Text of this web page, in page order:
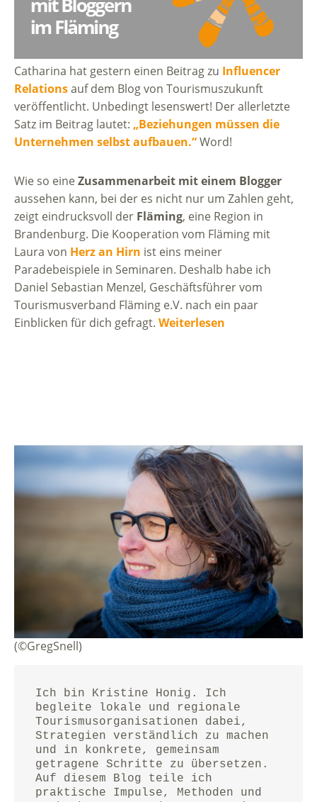
Catharina hat gestern einen Beitrag zu Influencer
Relationsauf dem Blog von Tourismuszukunft
veröffentlicht. Unbedingt lesenswert! Der allerletzte
Satz im Beitrag lautet: „Beziehungen müssen die
Unternehmen selbst aufbauen.“Word!
Wie so eineZusammenarbeit mit einem Blogger
aussehen kann, bei der es nicht nur um Zahlen geht,
zeigt eindrucksvoll der Fläming, eine Region in
Brandenburg. Die Kooperation vom Fläming mit
Laura von Herz an Hirn ist eins meiner
Paradebeispiele in Seminaren. Deshalb habe ich
Daniel Sebastian Menzel, Geschäftsführer vom
Tourismusverband Fläming e.V. nach ein paar
Einblicken für dich gefragt. Weiterlesen
(©GregSnell)
Ich bin Kristine Honig. Ich
begleite lokale und regionale
Tourismusorganisationen dabei,
Strategien verständlich zu machen
und in konkrete, gemeinsam
getragene Schritte zu übersetzen.
Auf diesem Blog teile ich
praktische Impulse, Methoden und